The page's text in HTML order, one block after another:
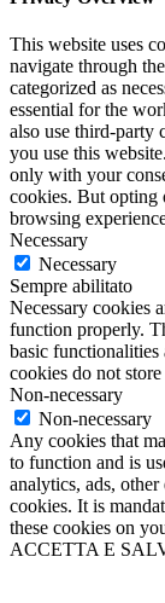
This website uses
navigate through
categorized as
essential for the
also use third-party
you use this
only with your
cookies. But opting
browsing
Necessary
Necessary
Sempre abilitato
Necessary cookies
function properly.
basic functionalities
cookies do not
Non-necessary
Non-necessary
Any cookies that
to function and is
analytics, ads, other
cookies. It is
these cookies on
ACCETTA E